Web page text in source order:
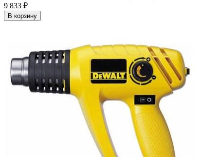
9 833 ₽
В корзину